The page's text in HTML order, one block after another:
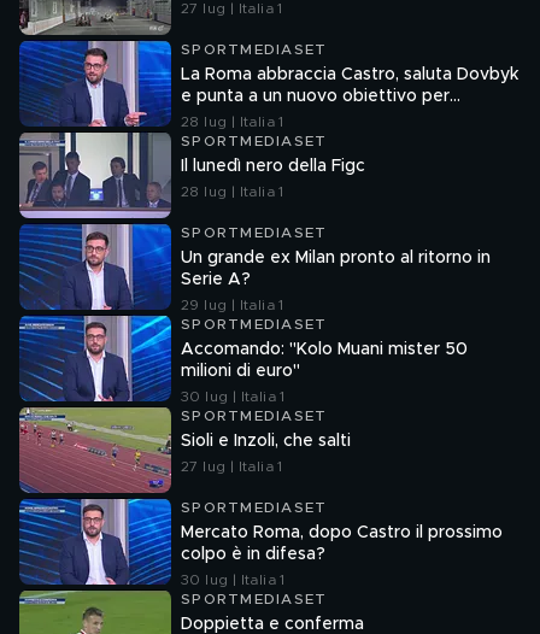
27 lug | Italia 1
SPORTMEDIASET
La Roma abbraccia Castro, saluta Dovbyk
e punta a un nuovo obiettivo per
l'attacco
28 lug | Italia 1
SPORTMEDIASET
Il lunedì nero della Figc
28 lug | Italia 1
SPORTMEDIASET
Un grande ex Milan pronto al ritorno in
Serie A?
29 lug | Italia 1
SPORTMEDIASET
Accomando: "Kolo Muani mister 50
milioni di euro"
30 lug | Italia 1
SPORTMEDIASET
Sioli e Inzoli, che salti
27 lug | Italia 1
SPORTMEDIASET
Mercato Roma, dopo Castro il prossimo
colpo è in difesa?
30 lug | Italia 1
SPORTMEDIASET
Doppietta e conferma